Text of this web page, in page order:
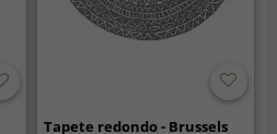
Tapete redondo - Brussels